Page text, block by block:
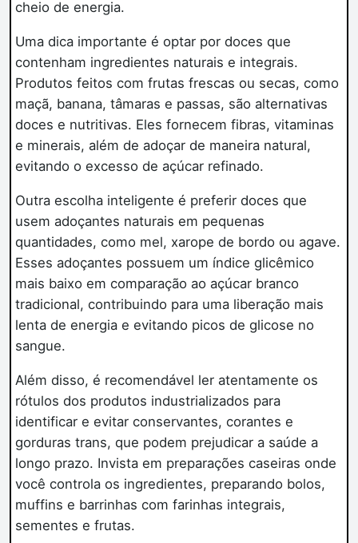
cheio de energia.
Uma dica importante é optar por doces que
contenham ingredientes naturais e integrais.
Produtos feitos com frutas frescas ou secas, como
maçã, banana, tâmaras e passas, são alternativas
doces e nutritivas. Eles fornecem fibras, vitaminas
e minerais, além de adoçar de maneira natural,
evitando o excesso de açúcar refinado.
Outra escolha inteligente é preferir doces que
usem adoçantes naturais em pequenas
quantidades, como mel, xarope de bordo ou agave.
Esses adoçantes possuem um índice glicêmico
mais baixo em comparação ao açúcar branco
tradicional, contribuindo para uma liberação mais
lenta de energia e evitando picos de glicose no
sangue.
Além disso, é recomendável ler atentamente os
rótulos dos produtos industrializados para
identificar e evitar conservantes, corantes e
gorduras trans, que podem prejudicar a saúde a
longo prazo. Invista em preparações caseiras onde
você controla os ingredientes, preparando bolos,
muffins e barrinhas com farinhas integrais,
sementes e frutas.